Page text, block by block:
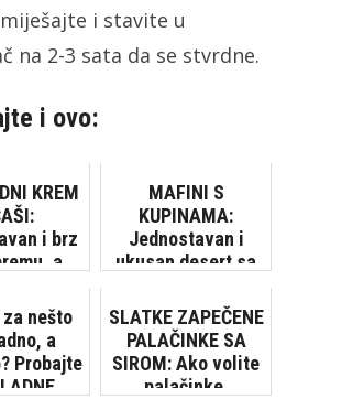
i stavite u
na 2-3 sata da se stvrdne.
i ovo:
KREM
i brz
a
MAFINI S
KUPINAMA:
Jednostavan i
ukusan desert sa
nešto
a
Probajte
SLATKE ZAPEČENE
PALAČINKE SA
SIROM: Ako volite
palačinke,